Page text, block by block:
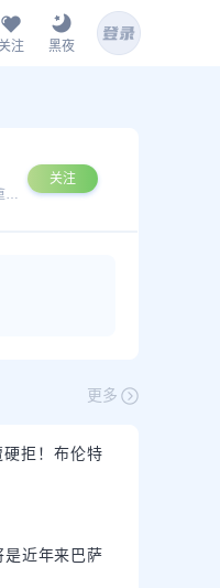
关注 黑夜
关注
你是否心存不甘，好想重新再次搏杀一番？
更多
拒！布伦特
是近年来巴萨